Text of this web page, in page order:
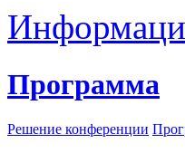
Программа
Решение конференции